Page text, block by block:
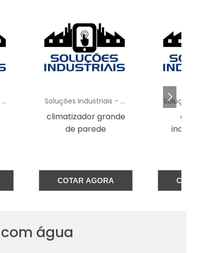
Soluções Industriais - AC
grande
AGORA
Soluções Industriais - AC
climatizador
industrial portátil
COTAR AGORA
água